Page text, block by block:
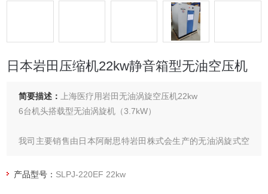
日本岩田压缩机22kw静音箱型无油空压机
简要描述：
上海医疗用岩田无油涡旋空压机22kw
6台机头搭载型无油涡旋机（3.7kW）
我司主要销售由日本阿耐思特岩田株式会生产的无油涡旋式空
机、增压机、涂装设备等系列产品。 阿耐思特岩田的空气压缩
产品型号： SLPJ-220EF 22kw